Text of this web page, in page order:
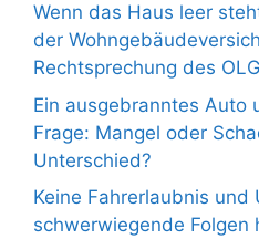
Wenn das Haus leer
der
Rechtsprechung des
Ein ausgebranntes Auto
Frage: Mangel oder
Unterschied?
Keine Fahrerlaubnis
schwerwiegende Folgen